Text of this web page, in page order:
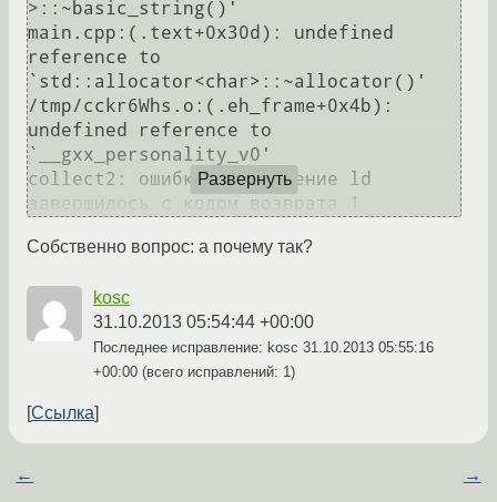
>::~basic_string()'
main.cpp:(.text+0x30d): undefined
reference to
`std::allocator<char>::~allocator()'
/tmp/cckr6Whs.o:(.eh_frame+0x4b):
undefined reference to
`__gxx_personality_v0'
collect2: ошибка: выполнение ld
Развернуть
Собственно вопрос: а почему так?
kosc
31.10.2013 05:54:44 +00:00
Последнее исправление: kosc 31.10.2013 05:55:16
+00:00 (всего исправлений: 1)
Ссылка
← →